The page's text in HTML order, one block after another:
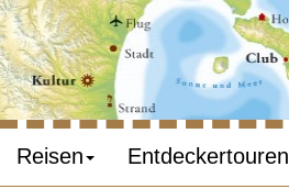
Reisen Entdeckertouren